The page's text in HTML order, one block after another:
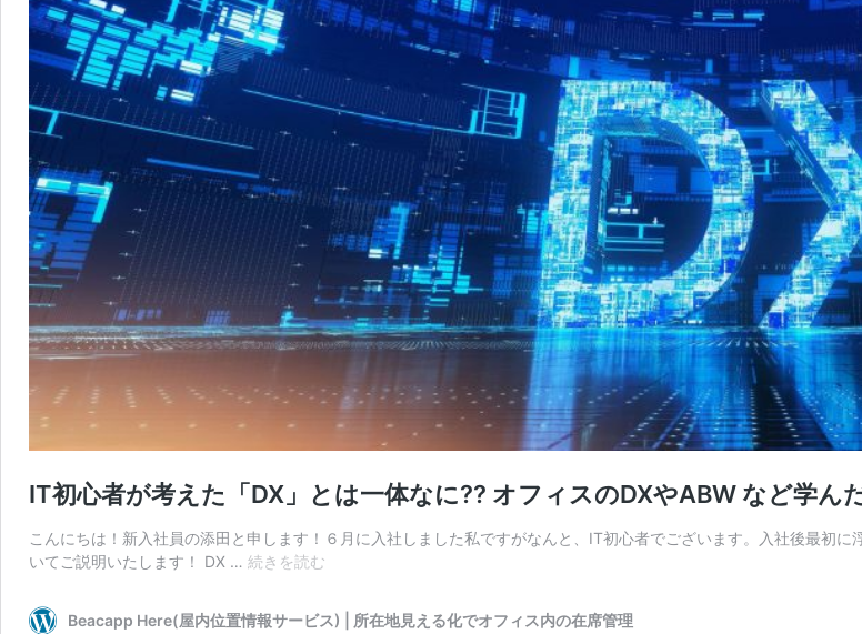
IT初心者が考えた「DX」とは一体なに?? オフィスのDXやABW など学ん
こんにちは！新入社員の添田と申します！６月に入社しました私ですがなんと、IT初心者でございます。入社後最初
いてご説明いたします！ DX … 続きを読む
Beacapp Here(屋内位置情報サービス) | 所在地見える化でオフィス内の在席管理